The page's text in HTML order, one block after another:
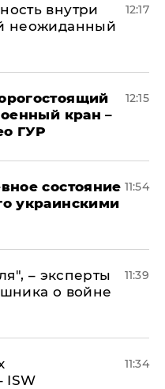
внутри
неожиданный
12:17
кран –
ГУР
12:15
состояние
украинскими
11:54
– эксперты
о войне
11:39
ISW
11:34